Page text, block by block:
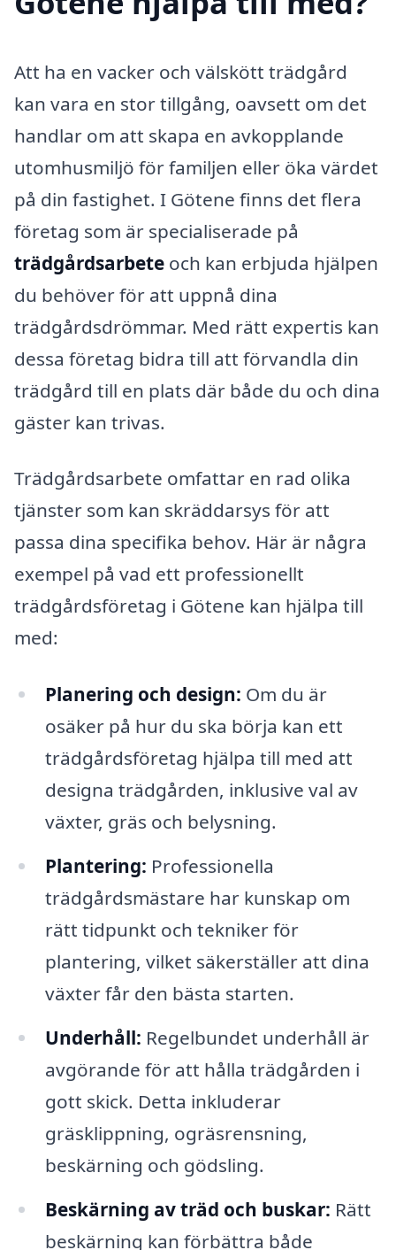
Att ha en vacker och välskött trädgård
kan vara en stor tillgång, oavsett om det
handlar om att skapa en avkopplande
utomhusmiljö för familjen eller öka värdet
på din fastighet. I Götene finns det flera
företag som är specialiserade på
trädgårdsarbete och kan erbjuda hjälpen
du behöver för att uppnå dina
trädgårdsdrömmar. Med rätt expertis kan
dessa företag bidra till att förvandla din
trädgård till en plats där både du och dina
gäster kan trivas.
Trädgårdsarbete omfattar en rad olika
tjänster som kan skräddarsys för att
passa dina specifika behov. Här är några
exempel på vad ett professionellt
trädgårdsföretag i Götene kan hjälpa till
med:
Planering och design: Om du är
osäker på hur du ska börja kan ett
trädgårdsföretag hjälpa till med att
designa trädgården, inklusive val av
växter, gräs och belysning.
Plantering: Professionella
trädgårdsmästare har kunskap om
rätt tidpunkt och tekniker för
plantering, vilket säkerställer att dina
växter får den bästa starten.
Underhåll: Regelbundet underhåll är
avgörande för att hålla trädgården i
gott skick. Detta inkluderar
gräsklippning, ogräsrensning,
beskärning och gödsling.
Beskärning av träd och buskar: Rätt
beskärning kan förbättra både